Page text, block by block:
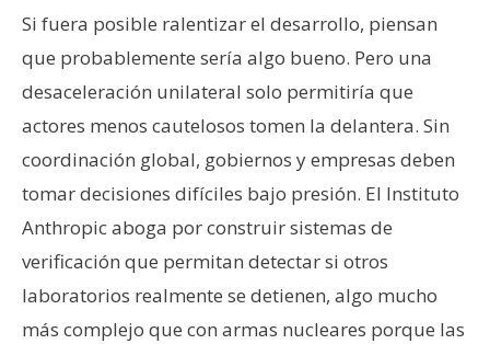
Si fuera posible ralentizar el desarrollo, piensan
que probablemente sería algo bueno. Pero una
desaceleración unilateral solo permitiría que
actores menos cautelosos tomen la delantera. Sin
coordinación global, gobiernos y empresas deben
tomar decisiones difíciles bajo presión. El Instituto
Anthropic aboga por construir sistemas de
verificación que permitan detectar si otros
laboratorios realmente se detienen, algo mucho
más complejo que con armas nucleares porque las